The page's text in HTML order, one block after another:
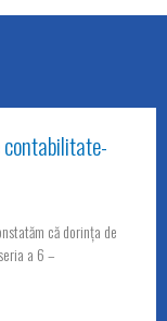
contabilitate-
că dorința de
a 6 –